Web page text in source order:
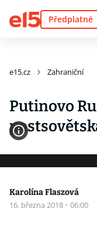
Předplatné
e15.cz Zahraniční
Putinovo
Karolína Flaszová
16. března 2018 · 06:00